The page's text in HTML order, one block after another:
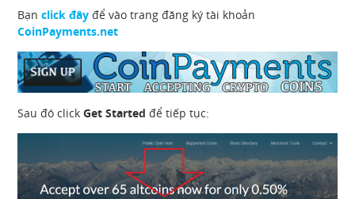
Bạnclick đây để vào trang đăng ký tài khoản
CoinPayments.net
Sau đó clickGet Started để tiếp tục: